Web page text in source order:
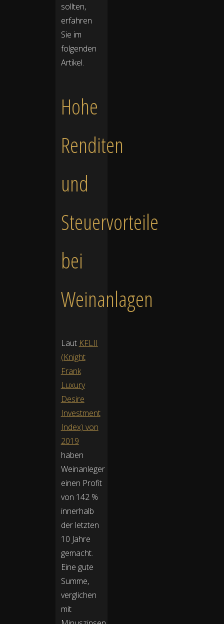
sollten,
erfahren
Sie im
folgenden
Artikel.
Hohe
Renditen
und
Steuervorteile
bei
Weinanlagen
Laut KFLII
(Knight
Frank
Luxury
Desire
Investment
Index) von
2019
haben
Weinanleger
einen Profit
von 142 %
innerhalb
der letzten
10 Jahre
gemacht.
Eine gute
Summe,
verglichen
mit